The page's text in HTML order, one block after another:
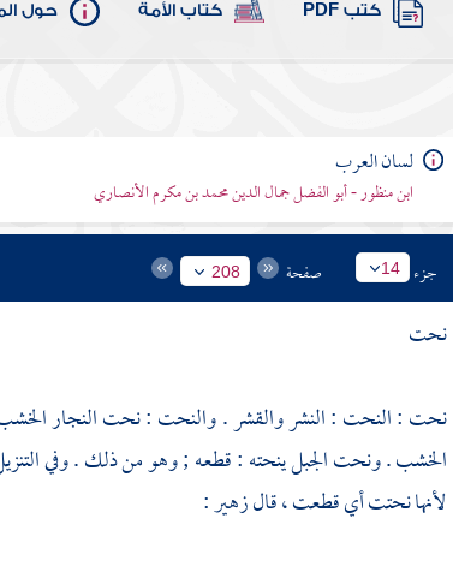
كتب PDF كتاب الأمة حول
لسان العرب
ابن منظور - أبو الفضل جمال الدين محمد بن مكرم الأنصاري
جزء 14 صفحة 208
نحت
نحت : النحت : النشر والقشر . والنحت : نحت النجار الخشب
الخشب . ونحت الجبل ينحته : قطعه ; وهو من ذلك . وفي
لأنها نحتت أي قطعت ، قالزهير: